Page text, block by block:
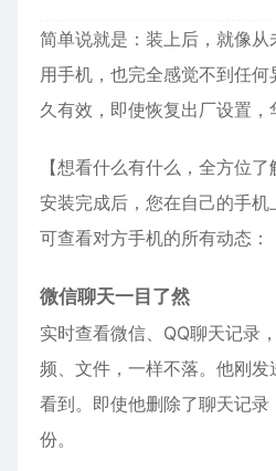
简单说就是：装上后，就像
用手机，也完全感觉不到任
久有效，即使恢复出厂设置，
【想看什么有什么，全方位了
安装完成后，您在自己的手机
可查看对方手机的所有动态：
微信聊天一目了然
实时查看微信、QQ聊天记录
频、文件，一样不落。他刚
看到。即使他删除了聊天记录
份。